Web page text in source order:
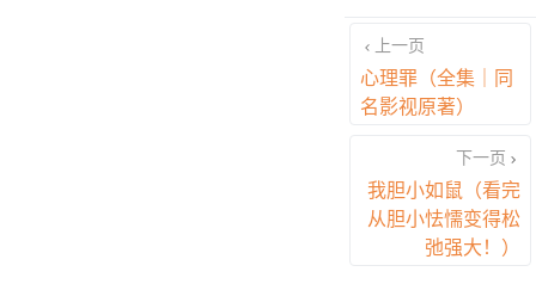
上一页
心理罪（全集｜同
名影视原著）
下一页
我胆小如鼠（看完
从胆小怯懦变得松
弛强大！）